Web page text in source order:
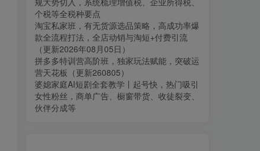
个税等全税种要点
淘宝私家班，有无货源选品策略，高成功率爆
款全流程打法，全店动销与淘短+付费引流
（更新2026年08月05日）
拼多多特训营高阶班，独家玩法赋能，突破运
营天花板（更新260805）
婆媳家庭AI短剧全套教学丨起号快，热门吸引
女性粉丝，商单广告、橱窗带货、收徒裂变、
伙伴分成等